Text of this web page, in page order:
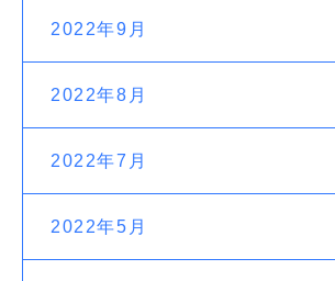
2022年9月
2022年8月
2022年7月
2022年5月